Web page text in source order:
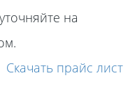
на
Скачать прайс лист